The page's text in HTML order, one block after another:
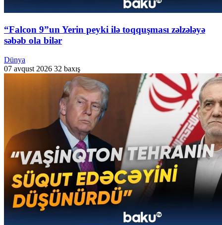
“Falcon 9”un Yerin peyki ilə toqquşması zəlzələyə
səbəb ola bilər
Dünya
07 avqust 2026 32 baxış